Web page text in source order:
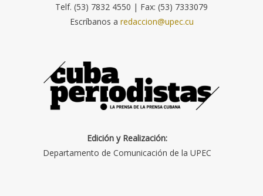
Telf. (53) 7832 4550 | Fax: (53) 7333079
Escríbanos a redaccion@upec.cu
Edición y Realización:
Departamento de Comunicación de la UPEC